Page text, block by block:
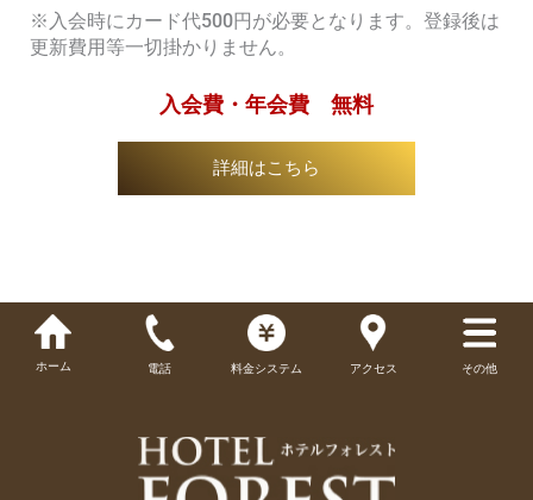
※入会時にカード代500円が必要となります。登録後は
更新費用等一切掛かりません。
入会費・年会費 無料
詳細はこちら
ホーム 電話 料金システム アクセス その他